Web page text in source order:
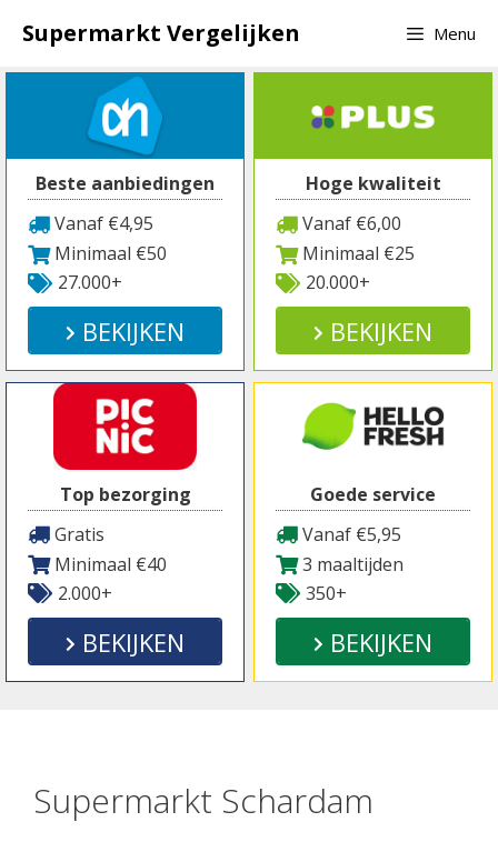
naar
inhoud
Supermarkt Vergelijken Menu
Beste aanbiedingen
Vanaf €4,95
Minimaal €50
27.000+
BEKIJKEN
Hoge kwaliteit
Vanaf €6,00
Minimaal €25
20.000+
BEKIJKEN
Top bezorging
Gratis
Minimaal €40
2.000+
BEKIJKEN
Goede service
Vanaf €5,95
3 maaltijden
350+
BEKIJKEN
Supermarkt Schardam